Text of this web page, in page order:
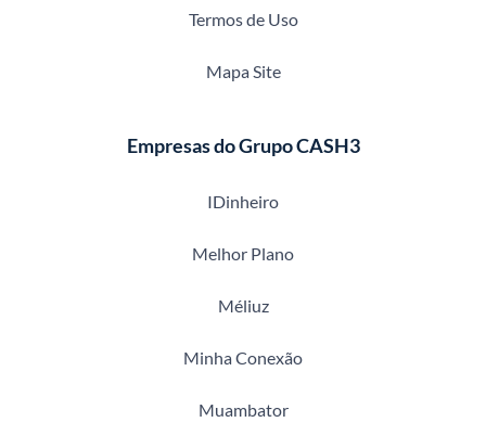
Termos de Uso
Mapa Site
Empresas do Grupo CASH3
IDinheiro
Melhor Plano
Méliuz
Minha Conexão
Muambator